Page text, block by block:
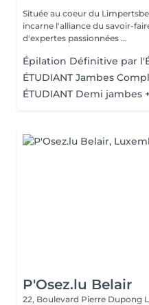
Située au coeur du
incarne l'alliance du savoir-faire et de
d'expertes passionnées ...
Épilation Définitive par
ÉTUDIANT Jambes
ÉTUDIANT Demi jambes
P'Osez.lu Belair
22, Boulevard Pierre Dupong